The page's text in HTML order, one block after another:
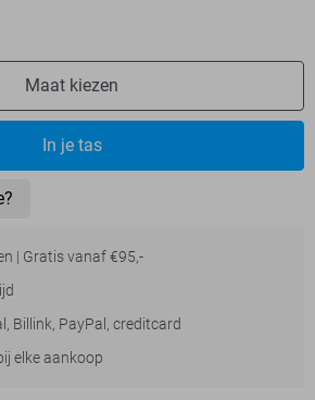
Maat kiezen
In je tas
| Gratis vanaf €95,-
Billink, PayPal, creditcard
elke aankoop